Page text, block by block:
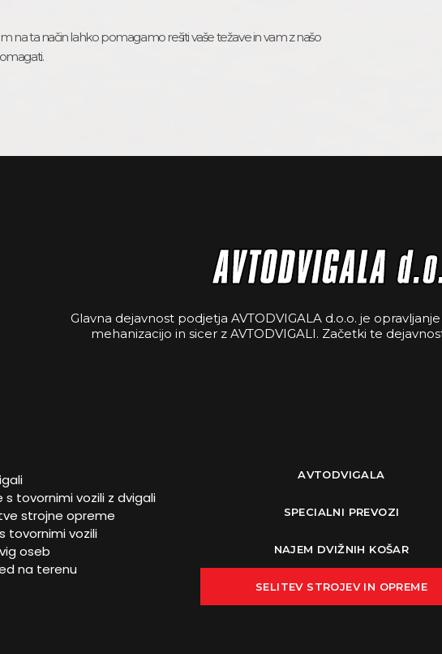
na ta način lahko pomagamo rešiti vaše težave in vam z našo
Glavna dejavnost podjetja AVTODVIGALA d.o.o. je
mehanizacijo in sicer z AVTODVIGALI. Začetki te
tovornimi vozili z dvigali
strojne opreme
tovornimi vozili
oseb
na terenu
AVTODVIGALA
SPECIALNI PREVOZI
NAJEM DVIŽNIH KOŠAR
SELITEV STROJEV IN OPREME